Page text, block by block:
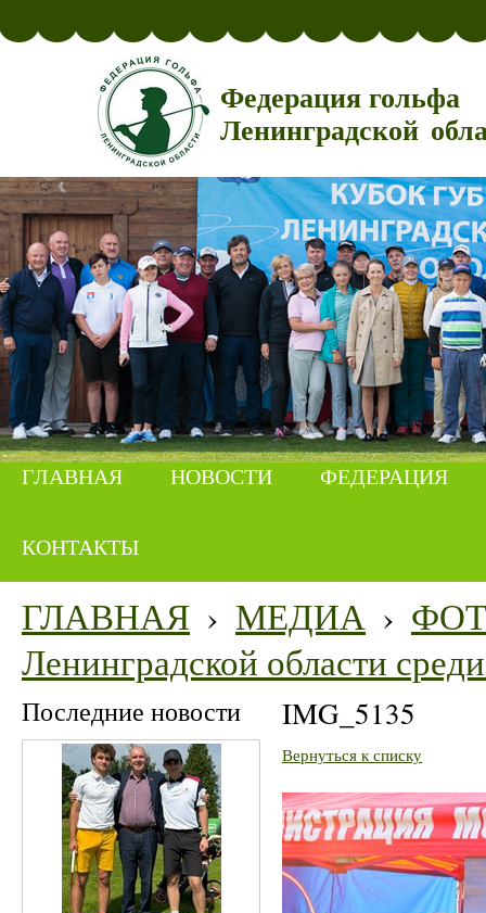
Федерация гольфа
Ленинградской
ГЛАВНАЯ НОВОСТИ ФЕДЕРАЦИЯ
КОНТАКТЫ
ГЛАВНАЯ › МЕДИА ›
Ленинградской области
Последние новости IMG_5135
Вернуться к списку